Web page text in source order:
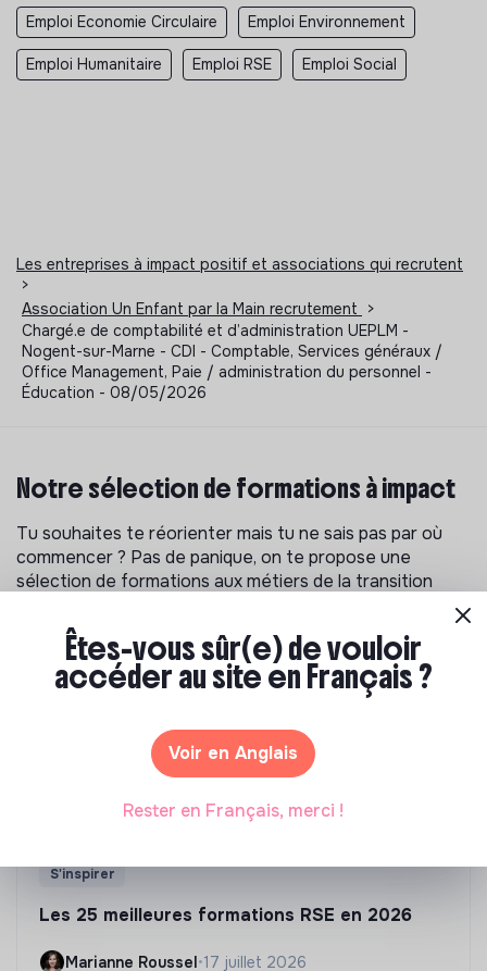
Emploi Economie Circulaire Emploi Environnement
Emploi Humanitaire Emploi RSE Emploi Social
Les entreprises à impact positif et associations qui recrutent
>
Association Un Enfant par la Main recrutement
>
Chargé.e de comptabilité et d’administration UEPLM -
Nogent-sur-Marne - CDI - Comptable, Services généraux /
Office Management, Paie / administration du personnel -
Éducation - 08/05/2026
Notre sélection de formations à impact
Tu souhaites te réorienter mais tu ne sais pas par où
commencer ? Pas de panique, on te propose une
sélection de formations aux métiers de la transition
S'inspirer
Les 25 meilleures formations RSE en 2026
Marianne Roussel•17 juillet 2026
Êtes-vous sûr(e) de vouloir
accéder au site en Français ?
Voir en Anglais
Rester en Français, merci !